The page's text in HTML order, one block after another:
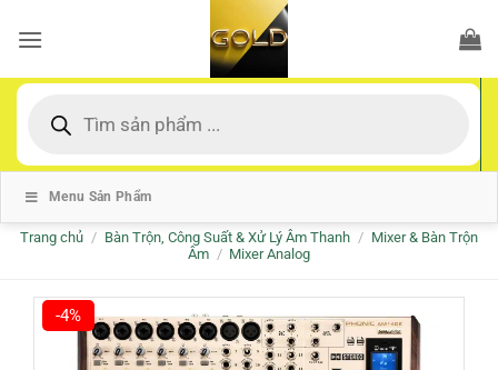
qua
dung
kiếm
Menu Sản Phẩm
Trang chủ / Bàn Trộn, Công Suất & Xử Lý Âm Thanh / Mixer & Bàn Trộn
Âm / Mixer Analog
-4%